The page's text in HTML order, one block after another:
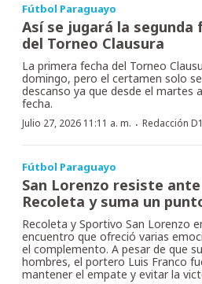
Fútbol Paraguayo
Así se jugará la segunda
del Torneo Clausura
La primera fecha del Torneo
domingo, pero el certamen solo
descanso ya que desde el martes
fecha.
Julio 27, 2026 11:11 a. m. · Redacción
Fútbol Paraguayo
San Lorenzo resiste ante
Recoleta y suma un
Recoleta y Sportivo San Lorenzo
encuentro que ofreció varias
el complemento. A pesar de que
hombres, el portero Luis Franco
mantener el empate y evitar la